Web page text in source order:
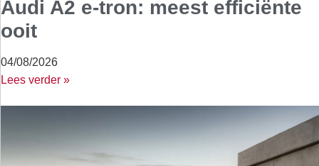
Audi A2 e-tron: meest efficiënte
ooit
04/08/2026
Lees verder »